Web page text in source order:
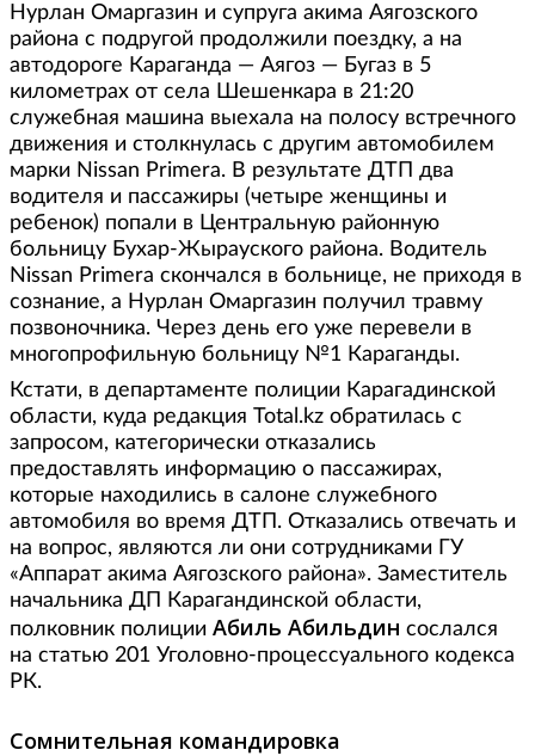
Нурлан Омаргазин и супруга акима Аягозского
района с подругой продолжили поездку, а на
автодороге Караганда — Аягоз — Бугаз в 5
километрах от села Шешенкара в 21:20
служебная машина выехала на полосу встречного
движения и столкнулась с другим автомобилем
марки Nissan Primera. В результате ДТП два
водителя и пассажиры (четыре женщины и
ребенок) попали в Центральную районную
больницу Бухар-Жырауского района. Водитель
Nissan Primera скончался в больнице, не приходя в
сознание, а Нурлан Омаргазин получил травму
позвоночника. Через день его уже перевели в
многопрофильную больницу №1 Караганды.
Кстати, в департаменте полиции Карагадинской
области, куда редакция Total.kz обратилась с
запросом, категорически отказались
предоставлять информацию о пассажирах,
которые находились в салоне служебного
автомобиля во время ДТП. Отказались отвечать и
на вопрос, являются ли они сотрудниками ГУ
«Аппарат акима Аягозского района». Заместитель
начальника ДП Карагандинской области,
полковник полиции Абиль Абильдин сослался
на статью 201 Уголовно-процессуального кодекса
РК.
Сомнительная командировка